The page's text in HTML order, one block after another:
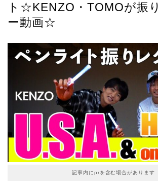
ト☆KENZO・TOMOが振
ー動画☆
記事内にprを含む場合があります